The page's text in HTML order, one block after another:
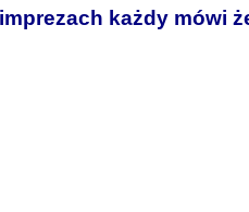
każdy mówi